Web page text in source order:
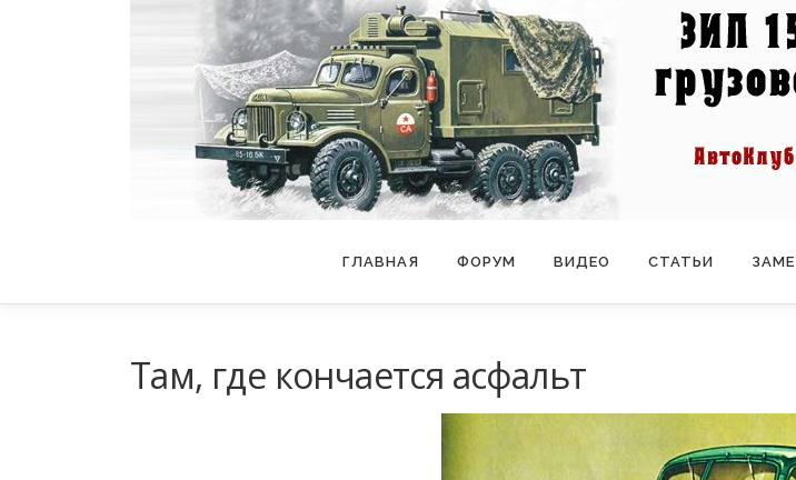
ГЛАВНАЯ ФОРУМ ВИДЕО СТАТЬИ
Там, где кончается асфальт